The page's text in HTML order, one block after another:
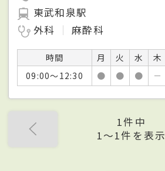
東武和泉駅
外科
麻酔科
時間 月 火 水 木
09:00～12:30
● ● ● －
1件中
1〜1件を表示